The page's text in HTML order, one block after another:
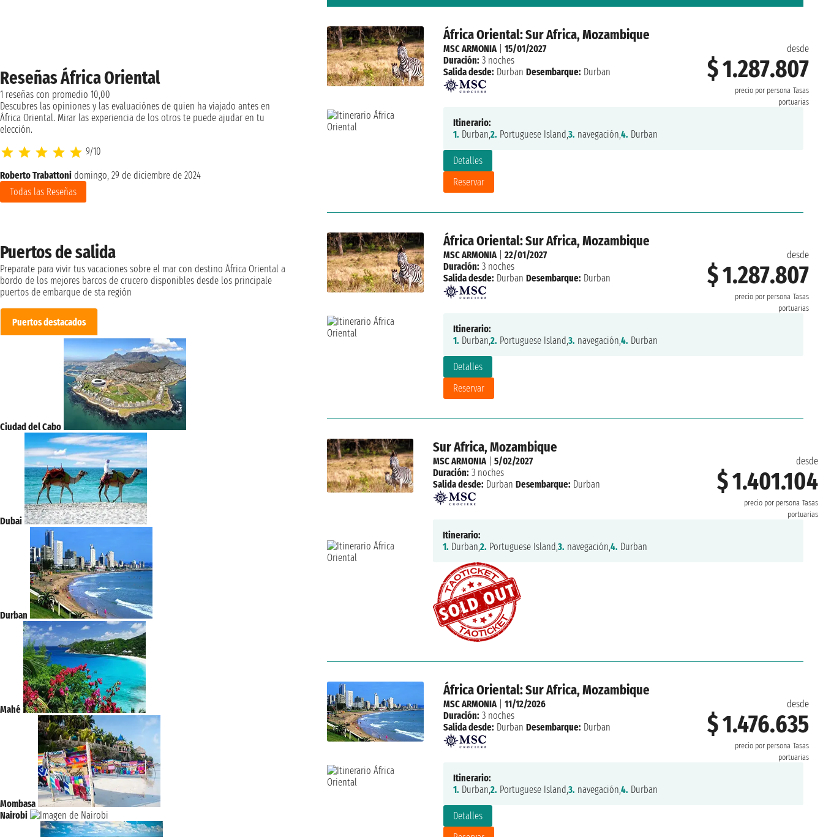
África Oriental: Sur Africa, Mozambique
desde
$ 1.287.807
precio por persona Tasas
portuarias
Detalles
Reservar
MSC ARMONIA| 15/01/2027
Duración: 3 noches
Salida desde: Durban Desembarque: Durban
Itinerario:
1. Durban,2. Portuguese Island,3. navegación,4. Durban
África Oriental: Sur Africa, Mozambique
desde
$ 1.287.807
precio por persona Tasas
portuarias
Detalles
Reservar
MSC ARMONIA| 22/01/2027
Duración: 3 noches
Salida desde: Durban Desembarque: Durban
Itinerario:
1. Durban,2. Portuguese Island,3. navegación,4. Durban
Sur Africa, Mozambique
desde
$ 1.401.104
precio por persona Tasas
portuarias
MSC ARMONIA|5/02/2027
Duración: 3 noches
Salida desde: Durban Desembarque: Durban
Itinerario:
1. Durban,2. Portuguese Island,3. navegación,4. Durban
África Oriental: Sur Africa, Mozambique
desde
$ 1.476.635
precio por persona Tasas
portuarias
Detalles
MSC ARMONIA| 11/12/2026
Duración: 3 noches
Salida desde: Durban Desembarque: Durban
Itinerario:
1. Durban,2. Portuguese Island,3. navegación,4. Durban
Reseñas África Oriental
1 reseñas con promedio 10,00
Descubres las opiniones y las evaluaciónes de quien ha viajado antes en
África Oriental. Mirar las experiencia de los otros te puede ajudar en tu
elección.
9/10
Roberto Trabattoni domingo, 29 de diciembre de 2024
Todas las Reseñas
Puertos de salida
Preparate para vivir tus vacaciones sobre el mar con destino África Oriental a
bordo de los mejores barcos de crucero disponibles desde los principale
puertos de embarque de sta región
Puertos destacados
Ciudad del Cabo
Dubai
Durban
Mahé
Mombasa
Nairobi